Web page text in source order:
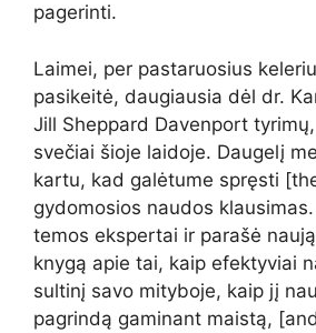
pagerinti.
Laimei, per pastaruosius
pasikeitė, daugiausia dėl dr.
Jill Sheppard Davenport
svečiai šioje laidoje. Daugelį
kartu, kad galėtume spręsti
gydomosios naudos
temos ekspertai ir parašė
knygą apie tai, kaip efektyviai
sultinį savo mityboje, kaip jį
pagrindą gaminant maistą,